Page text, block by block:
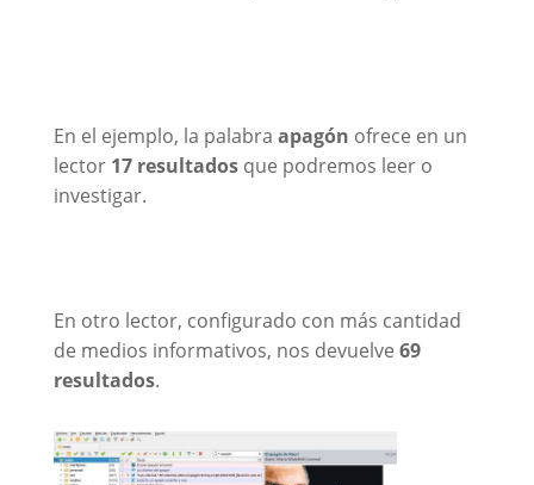
En el ejemplo, la palabra apagón ofrece en un
lector 17 resultadosque podremos leer o
investigar.
En otro lector, configurado con más cantidad
de medios informativos, nos devuelve 69
resultados.